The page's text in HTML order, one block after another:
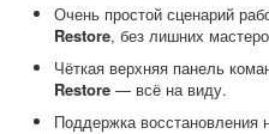
Очень простой сценарий
Restore, без лишних
Чёткая верхняя панель
Restore — всё на виду.
Поддержка восстановления